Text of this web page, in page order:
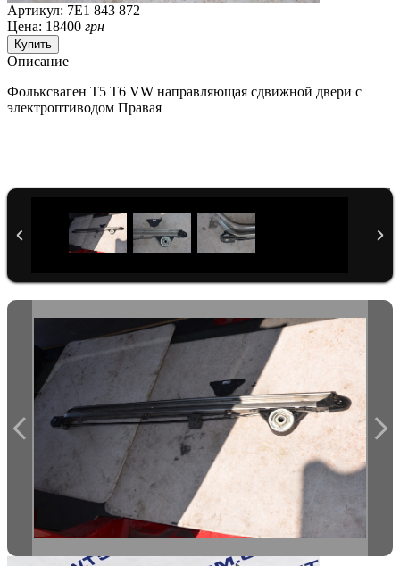
Артикул: 7E1 843 872
Цена: 18400 грн
Описание
Фольксваген Т5 Т6 VW направляющая сдвижной двери с
электроптиводом Правая